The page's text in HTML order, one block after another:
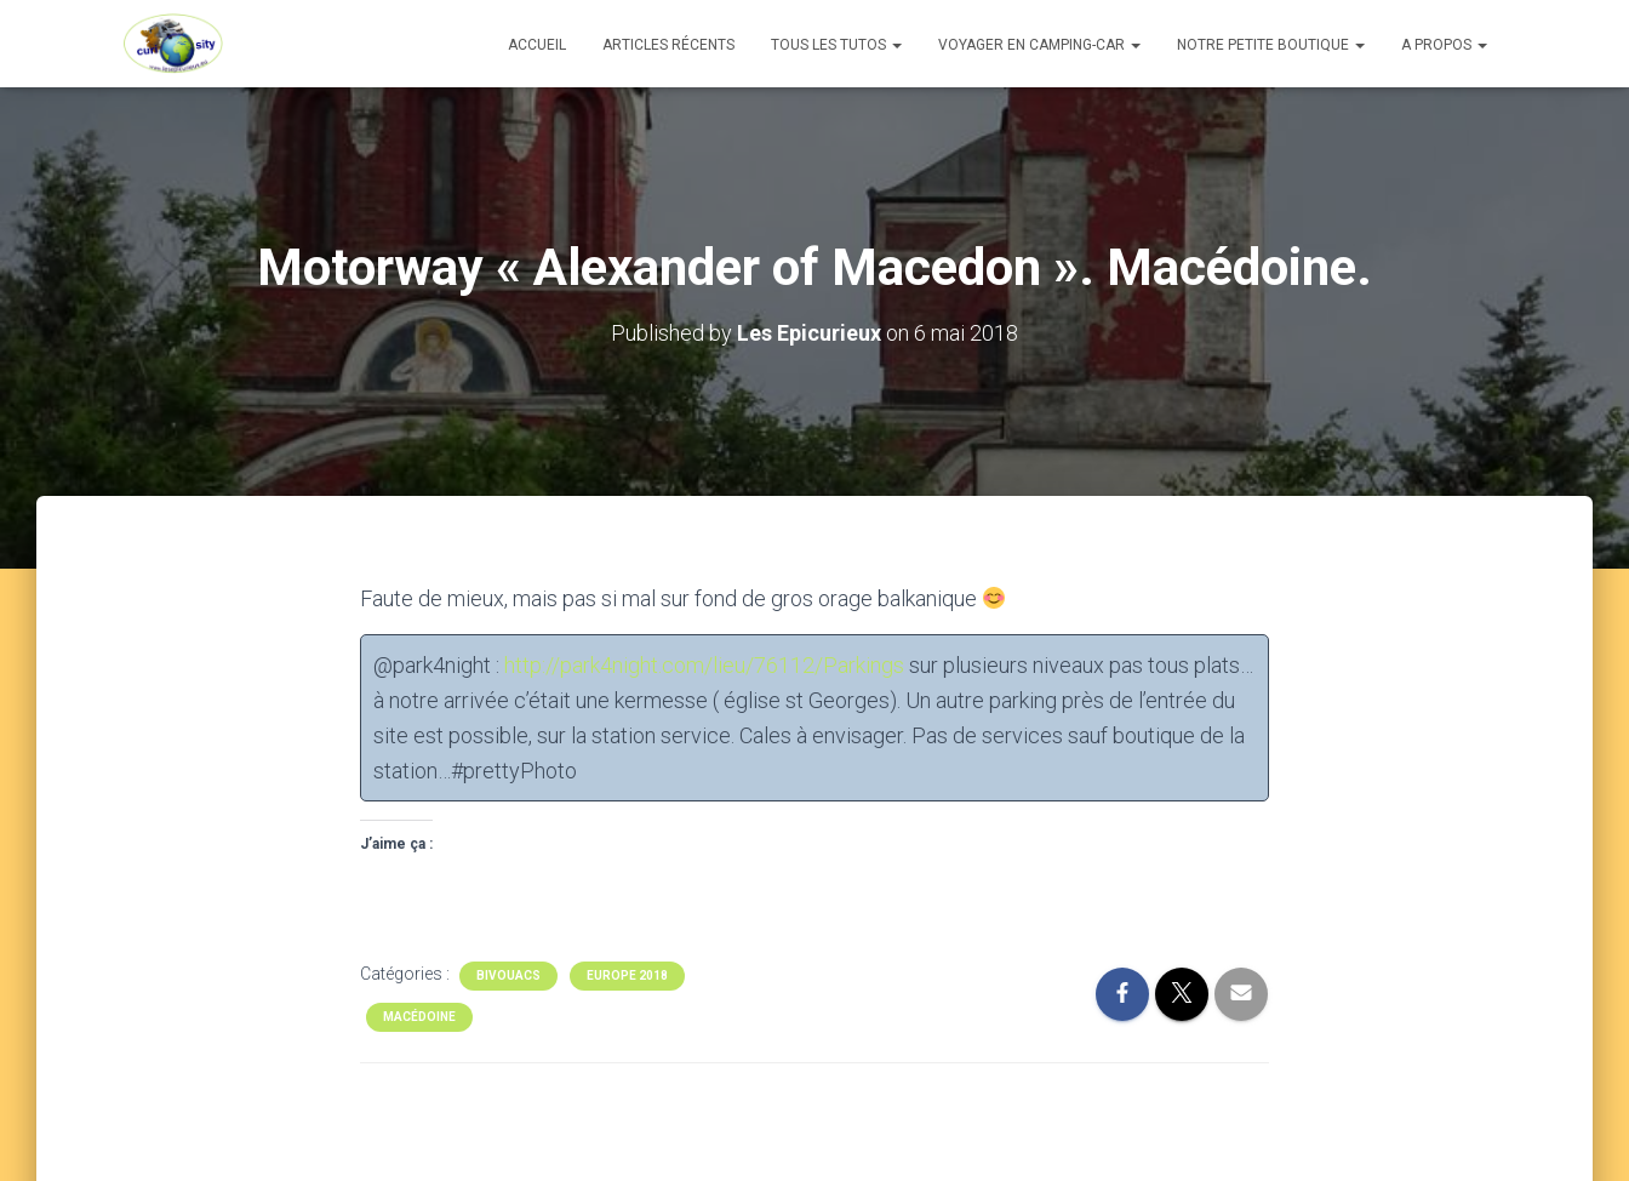
ACCUEIL ARTICLES RÉCENTS TOUS LES TUTOS VOYAGER EN CAMPING-CAR NOTRE PETITE BOUTIQUE A PROPOS
Motorway « Alexander of Macedon ». Macédoine.
Published byLes Epicurieux on 6 mai 2018
Faute de mieux, mais pas si mal sur fond de gros orage balkanique
@park4night : http://park4night.com/lieu/76112/Parkings sur plusieurs niveaux pas tous plats…
à notre arrivée c’était une kermesse ( église st Georges). Un autre parking près de l’entrée du
site est possible, sur la station service. Cales à envisager. Pas de services sauf boutique de la
station…#prettyPhoto
J’aime ça :
Catégories : BIVOUACS EUROPE 2018
MACÉDOINE